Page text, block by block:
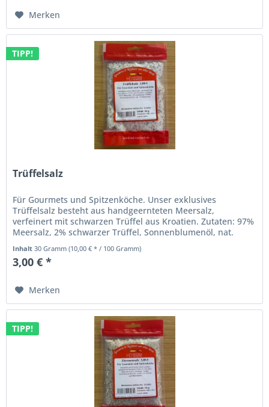
Merken
TIPP!
Trüffelsalz
Für Gourmets und Spitzenköche. Unser exklusives
Trüffelsalz besteht aus handgeernteten Meersalz,
verfeinert mit schwarzen Trüffel aus Kroatien. Zutaten: 97%
Meersalz, 2% schwarzer Trüffel, Sonnenblumenöl, nat.
Inhalt30 Gramm(10,00 € * / 100 Gramm)
3,00 € *
Merken
TIPP!